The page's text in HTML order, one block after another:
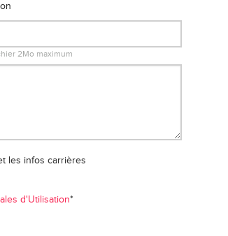
2Mo maximum
les infos carrières
d'Utilisation*